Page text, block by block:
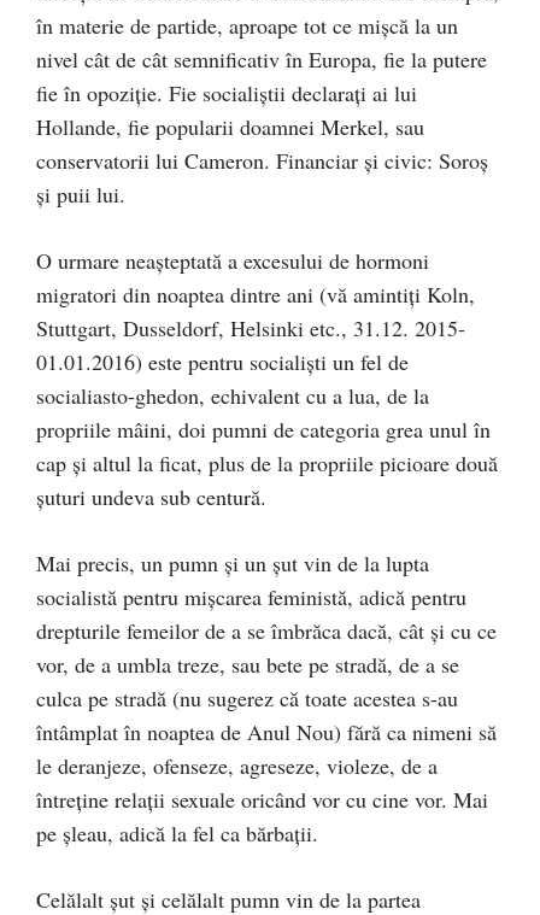
în materie de partide, aproape tot ce mişcă la un
nivel cât de cât semnificativ în Europa, fie la putere
fie în opoziţie. Fie socialiştii declaraţi ai lui
Hollande, fie popularii doamnei Merkel, sau
conservatorii lui Cameron. Financiar şi civic: Soroş
şi puii lui.
O urmare neaşteptată a excesului de hormoni
migratori din noaptea dintre ani (vă amintiţi Koln,
Stuttgart, Dusseldorf, Helsinki etc., 31.12. 2015-
01.01.2016) este pentru socialişti un fel de
socialiasto-ghedon, echivalent cu a lua, de la
propriile mâini, doi pumni de categoria grea unul în
cap şi altul la ficat, plus de la propriile picioare două
şuturi undeva sub centură.
Mai precis, un pumn şi un şut vin de la lupta
socialistă pentru mişcarea feministă, adică pentru
drepturile femeilor de a se îmbrăca dacă, cât şi cu ce
vor, de a umbla treze, sau bete pe stradă, de a se
culca pe stradă (nu sugerez că toate acestea s-au
întâmplat în noaptea de Anul Nou) fără ca nimeni să
le deranjeze, ofenseze, agreseze, violeze, de a
întreţine relaţii sexuale oricând vor cu cine vor. Mai
pe şleau, adică la fel ca bărbaţii.
Celălalt şut şi celălalt pumn vin de la partea